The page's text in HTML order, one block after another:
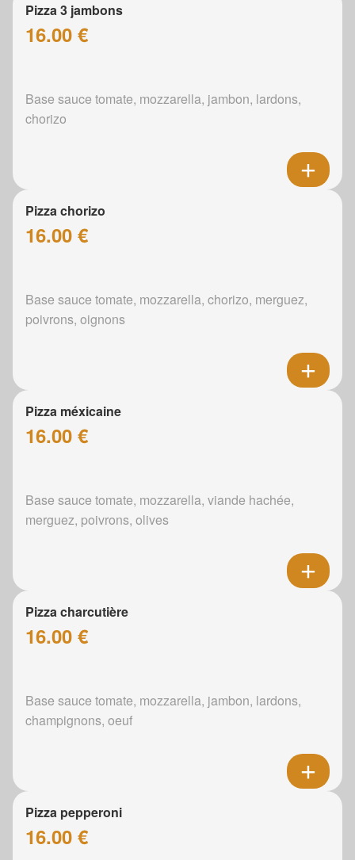
Pizza 3 jambons
16.00 €
Base sauce tomate, mozzarella, jambon, lardons,
chorizo
Pizza chorizo
16.00 €
Base sauce tomate, mozzarella, chorizo, merguez,
poivrons, oignons
Pizza méxicaine
16.00 €
Base sauce tomate, mozzarella, viande hachée,
merguez, poivrons, olives
Pizza charcutière
16.00 €
Base sauce tomate, mozzarella, jambon, lardons,
champignons, oeuf
Pizza pepperoni
16.00 €